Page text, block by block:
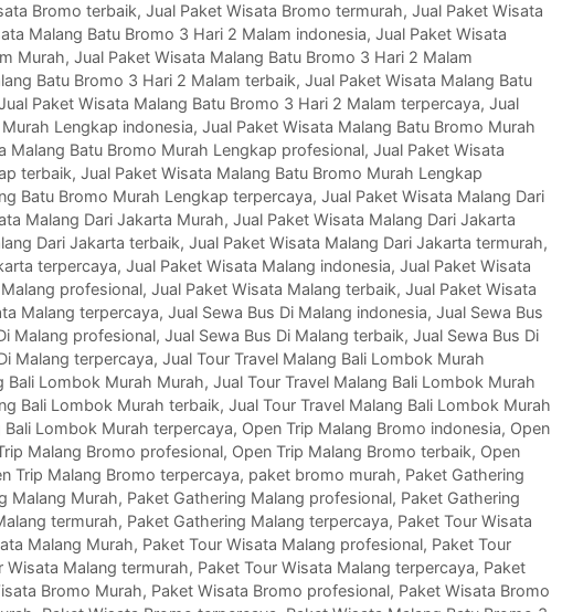
Bromo terbaik, Jual Paket Wisata Bromo termurah, Jual Paket Wisata
Malang Batu Bromo 3 Hari 2 Malam indonesia, Jual Paket Wisata
Murah, Jual Paket Wisata Malang Batu Bromo 3 Hari 2 Malam
Batu Bromo 3 Hari 2 Malam terbaik, Jual Paket Wisata Malang Batu
Paket Wisata Malang Batu Bromo 3 Hari 2 Malam terpercaya, Jual
Lengkap indonesia, Jual Paket Wisata Malang Batu Bromo Murah
Malang Batu Bromo Murah Lengkap profesional, Jual Paket Wisata
terbaik, Jual Paket Wisata Malang Batu Bromo Murah Lengkap
Batu Bromo Murah Lengkap terpercaya, Jual Paket Wisata Malang Dari
Malang Dari Jakarta Murah, Jual Paket Wisata Malang Dari Jakarta
Dari Jakarta terbaik, Jual Paket Wisata Malang Dari Jakarta termurah,
terpercaya, Jual Paket Wisata Malang indonesia, Jual Paket Wisata
profesional, Jual Paket Wisata Malang terbaik, Jual Paket Wisata
Malang terpercaya, Jual Sewa Bus Di Malang indonesia, Jual Sewa Bus
Malang profesional, Jual Sewa Bus Di Malang terbaik, Jual Sewa Bus Di
Malang terpercaya, Jual Tour Travel Malang Bali Lombok Murah
Bali Lombok Murah Murah, Jual Tour Travel Malang Bali Lombok Murah
Bali Lombok Murah terbaik, Jual Tour Travel Malang Bali Lombok Murah
Bali Lombok Murah terpercaya, Open Trip Malang Bromo indonesia, Open
Malang Bromo profesional, Open Trip Malang Bromo terbaik, Open
Trip Malang Bromo terpercaya, paket bromo murah, Paket Gathering
Malang Murah, Paket Gathering Malang profesional, Paket Gathering
termurah, Paket Gathering Malang terpercaya, Paket Tour Wisata
Malang Murah, Paket Tour Wisata Malang profesional, Paket Tour
Wisata Malang termurah, Paket Tour Wisata Malang terpercaya, Paket
Bromo Murah, Paket Wisata Bromo profesional, Paket Wisata Bromo